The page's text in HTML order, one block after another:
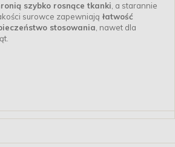
szybko rosnące tkanki , a starannie
surowce zapewniają łatwość
stosowania , nawet dla